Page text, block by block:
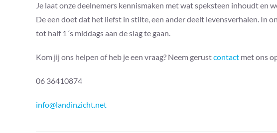
Je laat onze deelnemers kennismaken met wat speksteen inhoudt en
De een doet dat het liefst in stilte, een ander deelt levensverhalen. In
tot half 1 ‘s middags aan de slag te gaan.
Kom jij ons helpen of heb je een vraag? Neem gerustcontactmet ons
06 36410874
info@landinzicht.net